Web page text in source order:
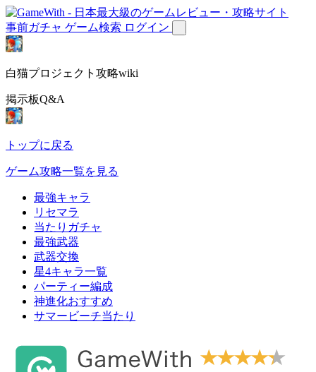
事前ガチャ ゲーム検索 ログイン
白猫プロジェクト攻略wiki
掲示板Q&A
トップに戻る
ゲーム攻略一覧を見る
最強キャラ
リセマラ
当たりガチャ
最強武器
武器交換
星4キャラ一覧
パーティー編成
神進化おすすめ
サマービーチ当たり